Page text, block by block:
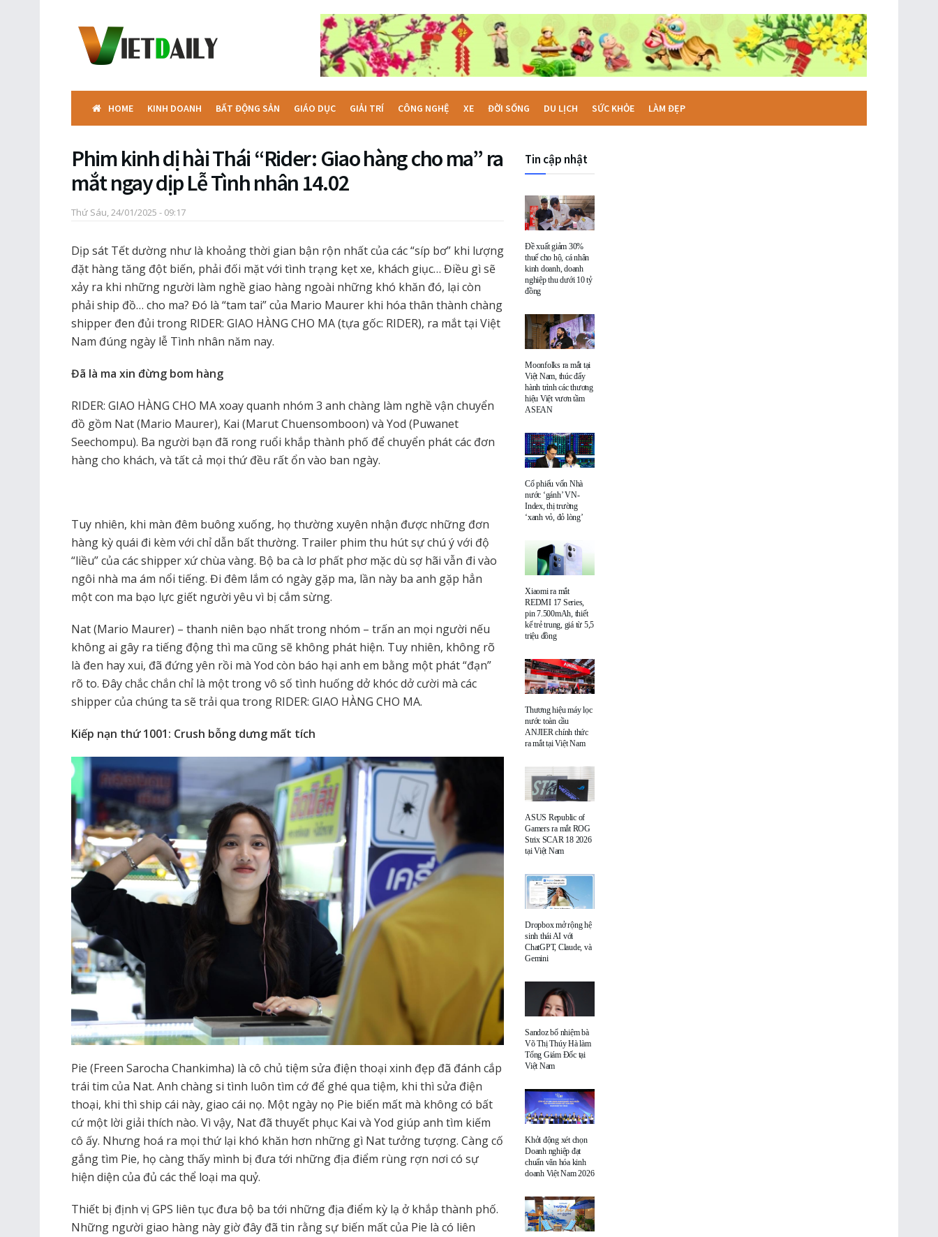
HOME KINH DOANH BẤT ĐỘNG SẢN GIÁO DỤC GIẢI TRÍ CÔNG NGHỆ XE ĐỜI SỐNG DU LỊCH SỨC KHỎE LÀM ĐẸP
Phim kinh dị hài Thái “Rider: Giao hàng cho ma” ra
mắt ngay dịp Lễ Tình nhân 14.02
Thứ Sáu, 24/01/2025 - 09:17
Dịp sát Tết dường như là khoảng thời gian bận rộn nhất của các “síp bơ” khi lượng
đặt hàng tăng đột biến, phải đối mặt với tình trạng kẹt xe, khách giục… Điều gì sẽ
xảy ra khi những người làm nghề giao hàng ngoài những khó khăn đó, lại còn
phải ship đồ… cho ma? Đó là “tam tai” của Mario Maurer khi hóa thân thành chàng
shipper đen đủi trong RIDER: GIAO HÀNG CHO MA (tựa gốc: RIDER), ra mắt tại Việt
Nam đúng ngày lễ Tình nhân năm nay.
Đã là ma xin đừng bom hàng
RIDER: GIAO HÀNG CHO MA xoay quanh nhóm 3 anh chàng làm nghề vận chuyển
đồ gồm Nat (Mario Maurer), Kai (Marut Chuensomboon) và Yod (Puwanet
Seechompu). Ba người bạn đã rong ruổi khắp thành phố để chuyển phát các đơn
hàng cho khách, và tất cả mọi thứ đều rất ổn vào ban ngày.
Tuy nhiên, khi màn đêm buông xuống, họ thường xuyên nhận được những đơn
hàng kỳ quái đi kèm với chỉ dẫn bất thường. Trailer phim thu hút sự chú ý với độ
“liều” của các shipper xứ chùa vàng. Bộ ba cà lơ phất phơ mặc dù sợ hãi vẫn đi vào
ngôi nhà ma ám nổi tiếng. Đi đêm lắm có ngày gặp ma, lần này ba anh gặp hẳn
một con ma bạo lực giết người yêu vì bị cắm sừng.
Nat (Mario Maurer) – thanh niên bạo nhất trong nhóm – trấn an mọi người nếu
không ai gây ra tiếng động thì ma cũng sẽ không phát hiện. Tuy nhiên, không rõ
là đen hay xui, đã đứng yên rồi mà Yod còn báo hại anh em bằng một phát “đạn”
rõ to. Đây chắc chắn chỉ là một trong vô số tình huống dở khóc dở cười mà các
shipper của chúng ta sẽ trải qua trong RIDER: GIAO HÀNG CHO MA.
Kiếp nạn thứ 1001: Crush bỗng dưng mất tích
Pie (Freen Sarocha Chankimha) là cô chủ tiệm sửa điện thoại xinh đẹp đã đánh cắp
trái tim của Nat. Anh chàng si tình luôn tìm cớ để ghé qua tiệm, khi thì sửa điện
thoại, khi thì ship cái này, giao cái nọ. Một ngày nọ Pie biến mất mà không có bất
cứ một lời giải thích nào. Vì vậy, Nat đã thuyết phục Kai và Yod giúp anh tìm kiếm
cô ấy. Nhưng hoá ra mọi thứ lại khó khăn hơn những gì Nat tưởng tượng. Càng cố
gắng tìm Pie, họ càng thấy mình bị đưa tới những địa điểm rùng rợn nơi có sự
hiện diện của đủ các thể loại ma quỷ.
Thiết bị định vị GPS liên tục đưa bộ ba tới những địa điểm kỳ lạ ở khắp thành phố.
Những người giao hàng này giờ đây đã tin rằng sự biến mất của Pie là có liên
Tin cập nhật
Đề xuất giảm 30%
thuế cho hộ, cá nhân
kinh doanh, doanh
nghiệp thu dưới 10 tỷ
đồng
Moonfolks ra mắt tại
Việt Nam, thúc đẩy
hành trình các thương
hiệu Việt vươn tầm
ASEAN
Cổ phiếu vốn Nhà
nước ‘gánh’ VN-
Index, thị trường
‘xanh vỏ, đỏ lòng’
Xiaomi ra mắt
REDMI 17 Series,
pin 7.500mAh, thiết
kế trẻ trung, giá từ 5,5
triệu đồng
Thương hiệu máy lọc
nước toàn cầu
ANJIER chính thức
ra mắt tại Việt Nam
ASUS Republic of
Gamers ra mắt ROG
Strix SCAR 18 2026
tại Việt Nam
Dropbox mở rộng hệ
sinh thái AI với
ChatGPT, Claude, và
Gemini
Sandoz bổ nhiệm bà
Võ Thị Thúy Hà làm
Tổng Giám Đốc tại
Việt Nam
Khởi động xét chọn
Doanh nghiệp đạt
chuẩn văn hóa kinh
doanh Việt Nam 2026